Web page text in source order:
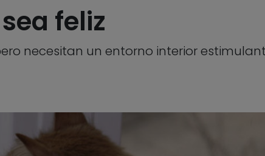
feliz
necesitan un entorno interior